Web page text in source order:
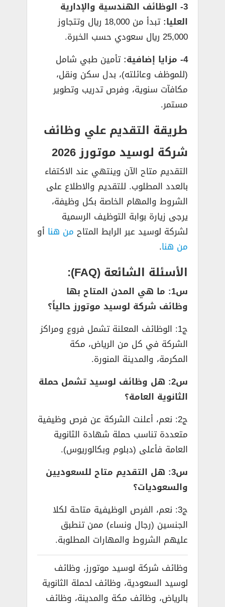
3- الوظائف الهندسية والإدارية
العليا:
تبدأ من 18,000 ريال وتتجاوز
25,000 ريال سعودي حسب الخبرة.
4- مزايا إضافية:
تأمين طبي شامل
(للموظف وعائلته)، بدل سكن ونقل،
مكافآت سنوية، وفرص تدريب وتطوير
مستمر.
طريقة التقديم علي وظائف
شركة لوسيد موتورز 2026
التقديم متاح الآن وينتهي عند الاكتفاء
بالعدد المطلوب. للتقديم والاطلاع على
الشروط والمهام الخاصة بكل وظيفة،
يرجى زيارة بوابة التوظيف الرسمية
لشركة لوسيد عبر الرابط المتاح من هنا أو
من هنا.
الأسئلة الشائعة (FAQ):
س1: ما هي المدن المتاح بها
وظائف شركة لوسيد موتورز حالياً؟
ج1: الوظائف المعلنة تشمل فروع ومراكز
الشركة في كل من الرياض، مكة
المكرمة، والمدينة المنورة.
س2: هل وظائف لوسيد تشمل حملة
الثانوية العامة؟
ج2: نعم، أعلنت الشركة عن فرص وظيفية
متعددة تناسب حملة شهادة الثانوية
العامة فأعلى (دبلوم وبكالوريوس).
س3: هل التقديم متاح للسعوديين
والسعوديات؟
ج3: نعم، الفرص الوظيفية متاحة لكلا
الجنسين (رجال ونساء) ممن تنطبق
عليهم الشروط والمهارات المطلوبة.
وظائف شركة لوسيد موتورز، وظائف
لوسيد السعودية، وظائف لحملة الثانوية
بالرياض، وظائف مكة والمدينة، وظائف